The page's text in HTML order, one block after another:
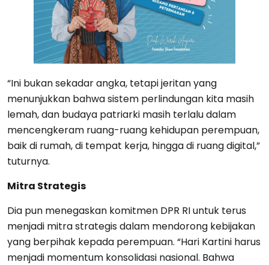
“Ini bukan sekadar angka, tetapi jeritan yang
menunjukkan bahwa sistem perlindungan kita masih
lemah, dan budaya patriarki masih terlalu dalam
mencengkeram ruang-ruang kehidupan perempuan,
baik di rumah, di tempat kerja, hingga di ruang digital,”
tuturnya.
Mitra Strategis
Dia pun menegaskan komitmen DPR RI untuk terus
menjadi mitra strategis dalam mendorong kebijakan
yang berpihak kepada perempuan. “Hari Kartini harus
menjadi momentum konsolidasi nasional. Bahwa